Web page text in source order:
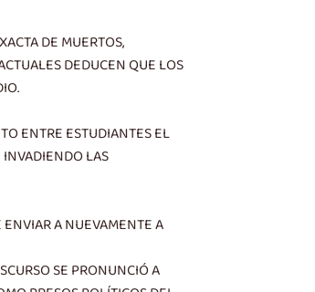
DE MUERTOS,
DEDUCEN QUE LOS
ENTRE ESTUDIANTES EL
LAS
ENVIAR A NUEVAMENTE A
SE PRONUNCIÓ A